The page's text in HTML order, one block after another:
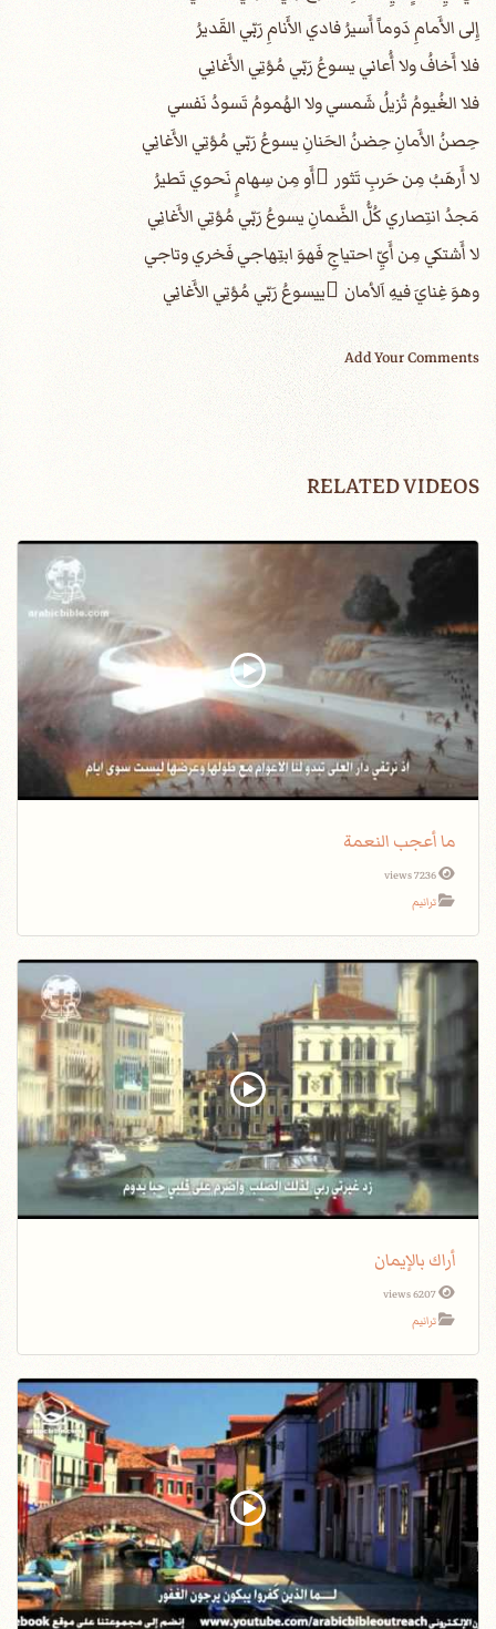
إِلى الأَمامِ دَوماً أَسيرُ فادي الأَنامِ رَبّي القَديرُ
فلا أَخافُ ولا أُعاني يسوعُ رَبّي مُؤتِي الأَغانِي
فلا الغُيومُ تُزيلُ شَمسي ولا الهُمومُ تَسودُ نَفسي
حِصنُ الأَمانِ حِضنُ الحَنانِ يسوعُ رَبّي مُؤتِي الأَغانِي
لا أَرهَبُ مِن حَربِ تَثور ُأَو مِن سِهامٍ نَحوي تَطيرُ
مَجدُ انتِصاري كُلُّ الضَّمانِ يسوعُ رَبّي مُؤتِي الأَغانِي
لا أَشتكي مِن أَيِّ احتياجِ فَهوَ ابتِهاجي فَخري وتاجي
وهوَ غِنايَ فيهِ اَلأمان ِييسوعُ رَبّي مُؤتِي الأَغانِي
Add Your Comments
RELATED VIDEOS
ما أعجب النعمة
7236 views
ترانيم
أراك بالإيمان
6207 views
ترانيم